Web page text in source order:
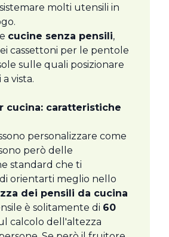
molti utensili in
cucine senza pensili,
cassettoni per le pentole
sulle quali posizionare
vista.
cucina: caratteristiche
personalizzare come
però delle
standard che ti
orientarti meglio nello
dei pensili da cucina
è solitamente di 60
calcolo dell'altezza